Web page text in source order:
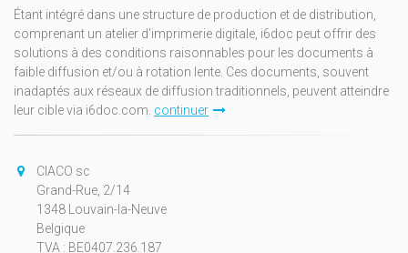
Étant intégré dans une structure de production et de distribution,
comprenant un atelier d'imprimerie digitale, i6doc peut offrir des
solutions à des conditions raisonnables pour les documents à
faible diffusion et/ou à rotation lente. Ces documents, souvent
inadaptés aux réseaux de diffusion traditionnels, peuvent atteindre
leur cible via i6doc.com. continuer
CIACO sc
Grand-Rue, 2/14
1348 Louvain-la-Neuve
Belgique
TVA : BE0407.236.187